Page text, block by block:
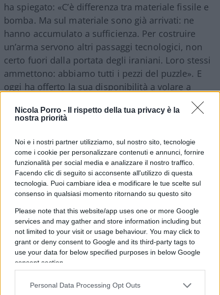
Nicola Porro -
Il rispetto della tua privacy è la
nostra priorità
Noi e i nostri partner utilizziamo, sul nostro sito, tecnologie
come i cookie per personalizzare contenuti e annunci, fornire
funzionalità per social media e analizzare il nostro traffico.
Facendo clic di seguito si acconsente all'utilizzo di questa
tecnologia. Puoi cambiare idea e modificare le tue scelte sul
consenso in qualsiasi momento ritornando su questo sito
Please note that this website/app uses one or more Google
services and may gather and store information including but
not limited to your visit or usage behaviour. You may click to
grant or deny consent to Google and its third-party tags to
use your data for below specified purposes in below Google
consent section.
Personal Data Processing Opt Outs
ha spiegato: «C’è differenza tra materiale fissile e
bomba. Ma sul materiale sono già arrivati: ne
hanno accumulato a sufficienza. Per costruire
un’arma servono altri passaggi tecnologici, non
certo fuori dalla portata degli iraniani. Loro stessi
ammettono: abbiamo tutti i pezzi del puzzle». E
oggi ha offerto la sua disponibilità a volare a
Teheran per ispezionare il sito di Natanz, mentre
gli impianti di Fordow e Isfahan – almeno per ora
report, che a Gerusalemme suona come musica
per le orecchie di Netanyahu, è chiara: l’Agenzia
non può garantire che il programma nucleare
iraniano sia esclusivamente pacifico. Una formula
che, di fatto, ha spalancato la porta aun’azione
preventiva.
Ovviamentela reazione di Teheranè stata
immediata: la risoluzione è stata definita
«politica», e come risposta il governo iraniano ha
arricchimento e potenziare le centrifughe di